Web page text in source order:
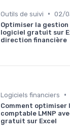
Outils de suivi • 02/
Optimiser la gestion
logiciel gratuit sur
direction financière
Logiciels financiers •
Comment optimiser
comptable LMNP
gratuit sur Excel